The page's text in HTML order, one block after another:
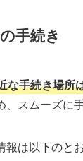
手続き
な手続き場所
スムーズに
は以下のとお